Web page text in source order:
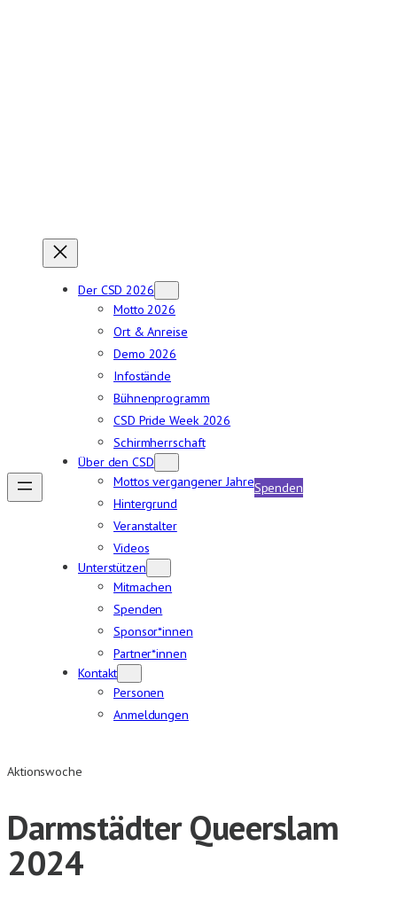
Der CSD 2026
Motto 2026
Ort & Anreise
Demo 2026
Infostände
Bühnenprogramm
CSD Pride Week 2026
Schirmherrschaft
Über den CSD
Mottos vergangener Jahre
Hintergrund
Veranstalter
Videos
Unterstützen
Mitmachen
Spenden
Sponsor*innen
Partner*innen
Kontakt
Personen
Anmeldungen
Spenden
Aktionswoche
Darmstädter Queerslam
2024